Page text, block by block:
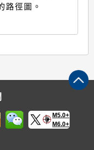
路徑圖。
M5.0+
M6.0+